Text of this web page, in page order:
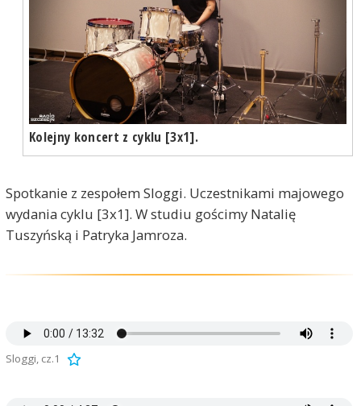
Kolejny koncert z cyklu [3x1].
Spotkanie z zespołem Sloggi. Uczestnikami majowego
wydania cyklu [3x1]. W studiu gościmy Natalię
Tuszyńską i Patryka Jamroza.
Sloggi, cz.1